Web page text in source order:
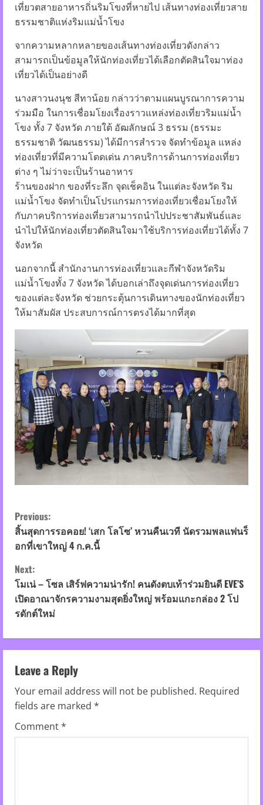
เที่ยวตสายอาหารถิ่นริมโขงที่หายไป เส้นทางท่องเที่ยวสาย
ธรรมชาติแห่งริมแม่น้ำโขง
จากความหลากหลายของเส้นทางท่องเที่ยวดังกล่าว
สามารถเป็นข้อมูลให้นักท่องเที่ยวได้เลือกตัดสินใจมาท่อง
เที่ยวได้เป็นอย่างดี
นางสาวนงนุช สีทาน้อย กล่าวว่าตามแผนบูรณาการความ
ร่วมมือ ในการเชื่อมโยงเรื่องราวแหล่งท่องเที่ยวริมแม่น้ำ
โขง ทั้ง 7 จังหวัด ภายใต้ อัฒลักษณ์ 3 ธรรม (ธรรมะ
ธรรมชาติ วัฒนธรรม) ได้มีการสำรวจ จัดทำข้อมูล แหล่ง
ท่องเที่ยวที่มีความโดดเด่น ภาคบริการด้านการท่องเที่ยว
ต่าง ๆ ไม่ว่าจะเป็นร้านอาหาร
ร้านของฝาก ของที่ระลึก จุดเช็คอิน ในแต่ละจังหวัด ริม
แม่น้ำโขง จัดทำเป็นโปรแกรมการท่องเที่ยวเชื่อมโยงให้
กับภาคบริการท่องเที่ยวสามารถนำไปประชาสัมพันธ์และ
นำไปให้นักท่องเที่ยวตัดสินใจมาใช้บริการท่องเที่ยวได้ทั้ง 7
จังหวัด
นอกจากนี้ สำนักงานการท่องเที่ยวและกีฬาจังหวัดริม
แม่น้ำโขงทั้ง 7 จังหวัด ได้บอกเล่าถึงจุดเด่นการท่องเที่ยว
ของแต่ละจังหวัด ช่วยกระตุ้นการเดินทางของนักท่องเที่ยว
ให้มาสัมผัส ประสบการณ์การตรงได้มากที่สุด
C
o
n
t
i
n
u
e
R
e
Previous:
สิ้นสุดการรอคอย! ‘เสก โลโซ’ หวนคืนเวที นัดรวมพลแฟนร็
อกที่เขาใหญ่ 4 ก.ค.นี้
Next:
โมเน่ – โซล เสิร์ฟความน่ารัก! คนดังตบเท้าร่วมยินดี EVE’S
เปิดอาณาจักรความงามสุดยิ่งใหญ่ พร้อมแกะกล่อง 2 โป
รดักต์ใหม่
Leave a Reply
Your email address will not be published. Required
fields are marked *
Comment*